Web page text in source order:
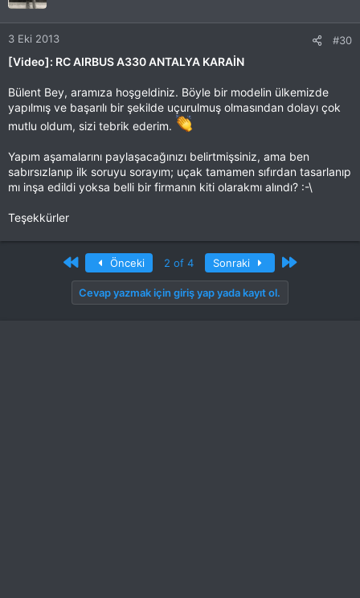
3 Eki 2013 #30
[Video]: RC AIRBUS A330 ANTALYA KARAİN
Bülent Bey, aramıza hoşgeldiniz. Böyle bir modelin ülkemizde
yapılmış ve başarılı bir şekilde uçurulmuş olmasından dolayı çok
mutlu oldum, sizi tebrik ederim.
Yapım aşamalarını paylaşacağınızı belirtmişsiniz, ama ben
sabırsızlanıp ilk soruyu sorayım; uçak tamamen sıfırdan tasarlanıp
mı inşa edildi yoksa belli bir firmanın kiti olarakmı alındı? :-\
Teşekkürler
First Önceki 2 of 4 Sonraki Son
Cevap yazmak için giriş yap yada kayıt ol.